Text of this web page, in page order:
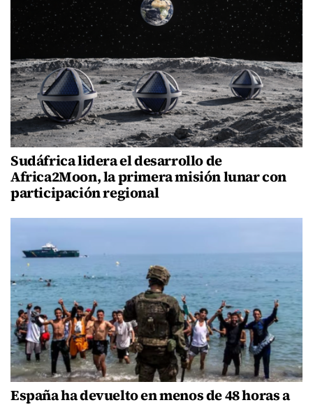
Sudáfrica lidera el desarrollo de
Africa2Moon, la primera misión lunar con
participación regional
España ha devuelto en menos de 48 horas a